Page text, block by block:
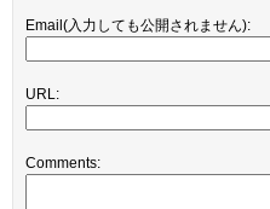
Email(入力しても公開されません):
URL:
Comments: